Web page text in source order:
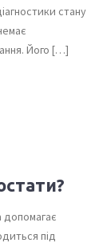
стану
Його […]
допомагає
під